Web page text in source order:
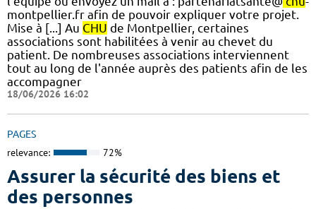
montpellier.fr afin de pouvoir expliquer votre projet.
Mise à [...] Au CHU de Montpellier, certaines
associations sont habilitées à venir au chevet du
patient. De nombreuses associations interviennent
tout au long de l'année auprès des patients afin de les
accompagner
18/06/2026 16:02
PAGES
relevance: 72%
Assurer la sécurité des biens et
des personnes